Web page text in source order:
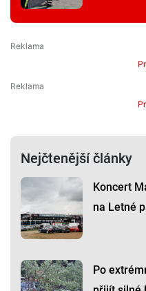
Nejčtenější články
Koncert
na Letné
Po